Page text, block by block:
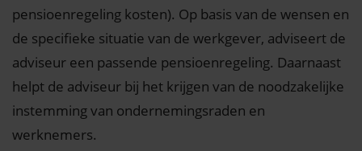
pensioenregeling kosten). Op basis van de wensen en
de specifieke situatie van de werkgever, adviseert de
adviseur een passende pensioenregeling. Daarnaast
helpt de adviseur bij het krijgen van de noodzakelijke
instemming van ondernemingsraden en
werknemers.